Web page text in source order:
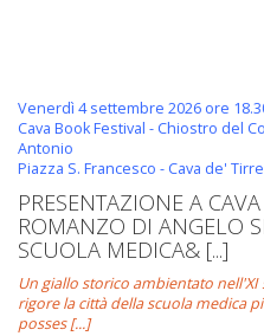
Venerdì 4 settembre 2026 ore
Cava Book Festival - Chiostro del
Antonio
Piazza S. Francesco - Cava de'
PRESENTAZIONE A
ROMANZO DI ANGELO
SCUOLA MEDICA& [...]
Un giallo storico ambientato
rigore la città della scuola medica
posses [...]